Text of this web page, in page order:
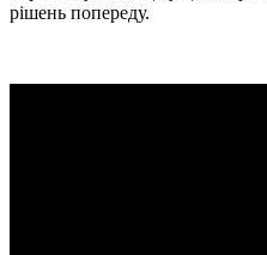
рішень попереду.